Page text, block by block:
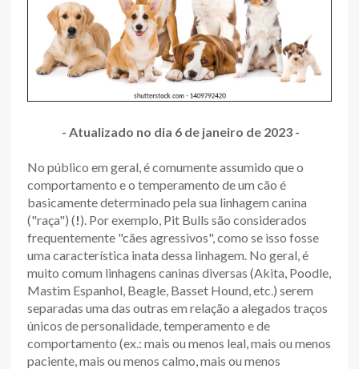
- Atualizado no dia 6 de janeiro de 2023 -
No público em geral, é comumente assumido que o
comportamento e o temperamento de um cão é
basicamente determinado pela sua linhagem canina
("raça") (!). Por exemplo, Pit Bulls são considerados
frequentemente "cães agressivos", como se isso fosse
uma característica inata dessa linhagem. No geral, é
muito comum linhagens caninas diversas (Akita, Poodle,
Mastim Espanhol, Beagle, Basset Hound, etc.) serem
separadas uma das outras em relação a alegados traços
únicos de personalidade, temperamento e de
comportamento (ex.: mais ou menos leal, mais ou menos
paciente, mais ou menos calmo, mais ou menos